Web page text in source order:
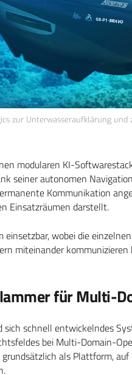
zur Unterwasseraufklärung
modularen KI-
seiner autonomen
Kommunikation
Einsatzräumen darstellt.
wobei die
miteinander kommunizieren
für Multi-
sich schnell entwickelndes
bei Multi-Domain-
als Plattform,